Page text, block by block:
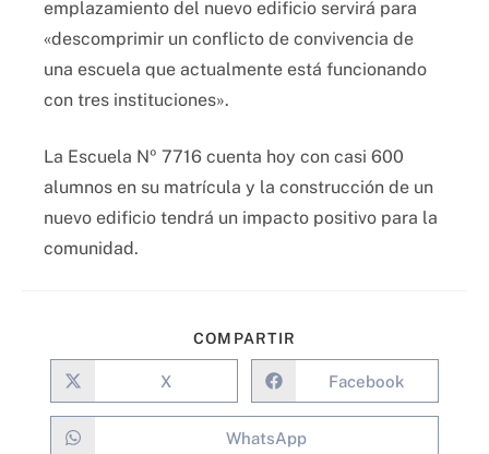
emplazamiento del nuevo edificio servirá para
«descomprimir un conflicto de convivencia de
una escuela que actualmente está funcionando
con tres instituciones».
La Escuela Nº 7716 cuenta hoy con casi 600
alumnos en su matrícula y la construcción de un
nuevo edificio tendrá un impacto positivo para la
comunidad.
COMPARTIR
X Facebook
WhatsApp